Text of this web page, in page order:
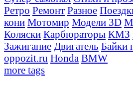
Ретро Ремонт Разное
кони Мотомир Модели 3D
Коляски Карбюраторы КМЗ
Зажигание Двигатель Байки
oppozit.ru Honda BMW
more tags